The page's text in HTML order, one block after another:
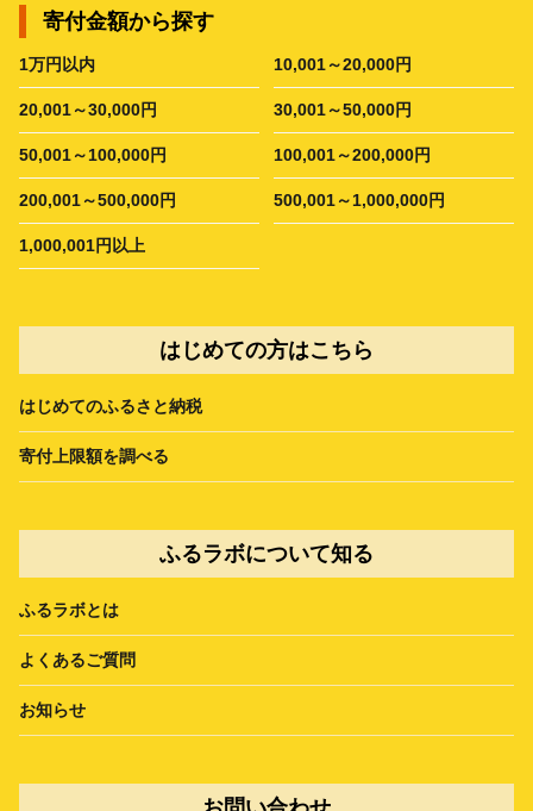
寄付金額から探す
1万円以内 10,001～20,000円
20,001～30,000円 30,001～50,000円
50,001～100,000円 100,001～200,000円
200,001～500,000円 500,001～1,000,000円
1,000,001円以上
はじめての方はこちら
はじめてのふるさと納税
寄付上限額を調べる
ふるラボについて知る
ふるラボとは
よくあるご質問
お知らせ